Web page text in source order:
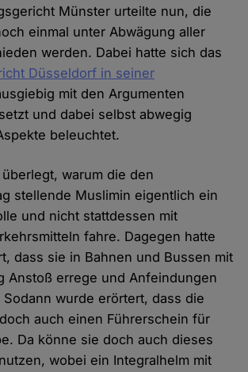
Münster urteilte nun, die
einmal unter Abwägung aller
werden. Dabei hatte sich das
Düsseldorf in seiner
mit den Argumenten
und dabei selbst abwegig
beleuchtet.
warum die den
stellende Muslimin eigentlich ein
und nicht stattdessen mit
fahre. Dagegen hatte
dass sie in Bahnen und Bussen mit
Anstoß errege und Anfeindungen
wurde erörtert, dass die
auch einen Führerschein für
Da könne sie doch auch dieses
wobei ein Integralhelm mit